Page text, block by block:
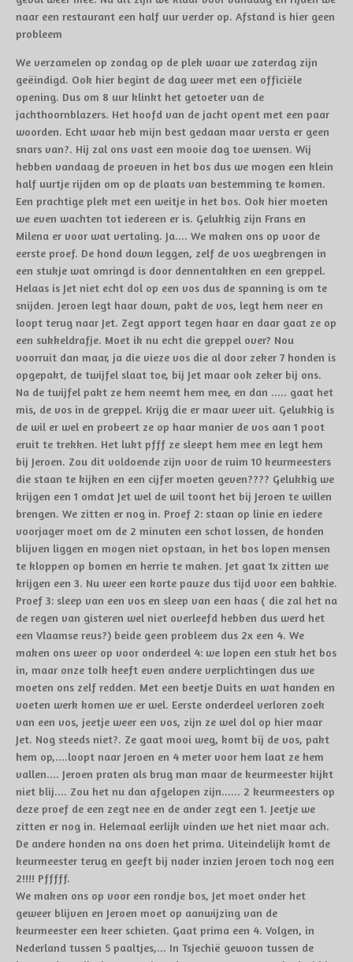
naar een restaurant een half uur verder op. Afstand is hier geen
probleem
We verzamelen op zondag op de plek waar we zaterdag zijn
geëindigd. Ook hier begint de dag weer met een officiële
opening. Dus om 8 uur klinkt het getoeter van de
jachthoornblazers. Het hoofd van de jacht opent met een paar
woorden. Echt waar heb mijn best gedaan maar versta er geen
snars van?. Hij zal ons vast een mooie dag toe wensen. Wij
hebben vandaag de proeven in het bos dus we mogen een klein
half uurtje rijden om op de plaats van bestemming te komen.
Een prachtige plek met een weitje in het bos. Ook hier moeten
we even wachten tot iedereen er is. Gelukkig zijn Frans en
Milena er voor wat vertaling. Ja.... We maken ons op voor de
eerste proef. De hond down leggen, zelf de vos wegbrengen in
een stukje wat omringd is door dennentakken en een greppel.
Helaas is Jet niet echt dol op een vos dus de spanning is om te
snijden. Jeroen legt haar down, pakt de vos, legt hem neer en
loopt terug naar Jet. Zegt apport tegen haar en daar gaat ze op
een sukkeldrafje. Moet ik nu echt die greppel over? Nou
voorruit dan maar, ja die vieze vos die al door zeker 7 honden is
opgepakt, de twijfel slaat toe, bij Jet maar ook zeker bij ons.
Na de twijfel pakt ze hem neemt hem mee, en dan ..... gaat het
mis, de vos in de greppel. Krijg die er maar weer uit. Gelukkig is
de wil er wel en probeert ze op haar manier de vos aan 1 poot
eruit te trekken. Het lukt pfff ze sleept hem mee en legt hem
bij Jeroen. Zou dit voldoende zijn voor de ruim 10 keurmeesters
die staan te kijken en een cijfer moeten geven???? Gelukkig we
krijgen een 1 omdat Jet wel de wil toont het bij Jeroen te willen
brengen. We zitten er nog in. Proef 2: staan op linie en iedere
voorjager moet om de 2 minuten een schot lossen, de honden
blijven liggen en mogen niet opstaan, in het bos lopen mensen
te kloppen op bomen en herrie te maken. Jet gaat 1x zitten we
krijgen een 3. Nu weer een korte pauze dus tijd voor een bakkie.
Proef 3: sleep van een vos en sleep van een haas ( die zal het na
de regen van gisteren wel niet overleefd hebben dus werd het
een Vlaamse reus?) beide geen probleem dus 2x een 4. We
maken ons weer op voor onderdeel 4: we lopen een stuk het bos
in, maar onze tolk heeft even andere verplichtingen dus we
moeten ons zelf redden. Met een beetje Duits en wat handen en
voeten werk komen we er wel. Eerste onderdeel verloren zoek
van een vos, jeetje weer een vos, zijn ze wel dol op hier maar
Jet. Nog steeds niet?. Ze gaat mooi weg, komt bij de vos, pakt
hem op,....loopt naar Jeroen en 4 meter voor hem laat ze hem
vallen.... Jeroen praten als brug man maar de keurmeester kijkt
niet blij.... Zou het nu dan afgelopen zijn...... 2 keurmeesters op
deze proef de een zegt nee en de ander zegt een 1. Jeetje we
zitten er nog in. Helemaal eerlijk vinden we het niet maar ach.
De andere honden na ons doen het prima. Uiteindelijk komt de
keurmeester terug en geeft bij nader inzien Jeroen toch nog een
2!!!! Pfffff.
We maken ons op voor een rondje bos, Jet moet onder het
geweer blijven en Jeroen moet op aanwijzing van de
keurmeester een keer schieten. Gaat prima een 4. Volgen, in
Nederland tussen 5 paaltjes,... In Tsjechië gewoon tussen de